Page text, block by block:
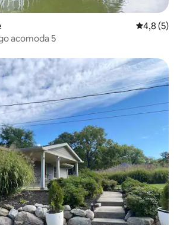
4,8 de
4,8 (5)
acomoda 5